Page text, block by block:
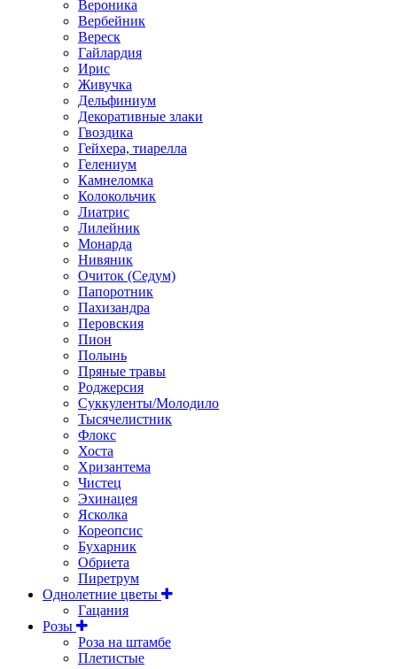
Вероника
Вербейник
Вереск
Гайлардия
Ирис
Живучка
Дельфиниум
Декоративные злаки
Гвоздика
Гейхера, тиарелла
Гелениум
Камнеломка
Колокольчик
Лиатрис
Лилейник
Монарда
Нивяник
Очиток (Седум)
Папоротник
Пахизандра
Перовския
Пион
Полынь
Пряные травы
Роджерсия
Суккуленты/Молодило
Тысячелистник
Флокс
Хоста
Хризантема
Чистец
Эхинацея
Ясколка
Кореопсис
Бухарник
Обриета
Пиретрум
Однолетние цветы
Гацания
Розы
Роза на штамбе
Плетистые